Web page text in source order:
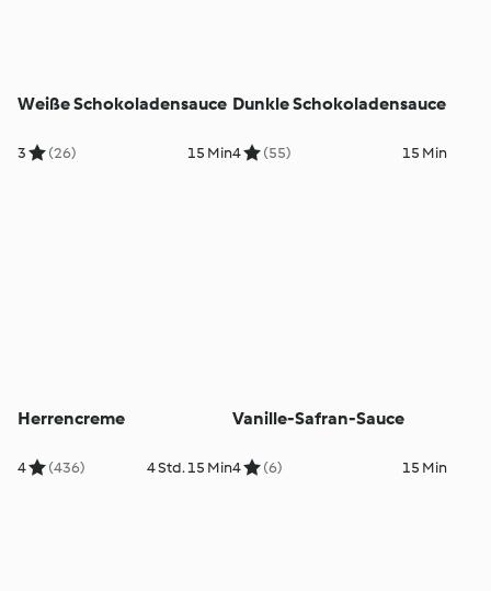
Weiße Schokoladensauce
3 (26) 15 Min
Dunkle Schokoladensauce
4 (55) 15 Min
Herrencreme
4 (436) 4 Std. 15 Min
Vanille-Safran-Sauce
4 (6) 15 Min